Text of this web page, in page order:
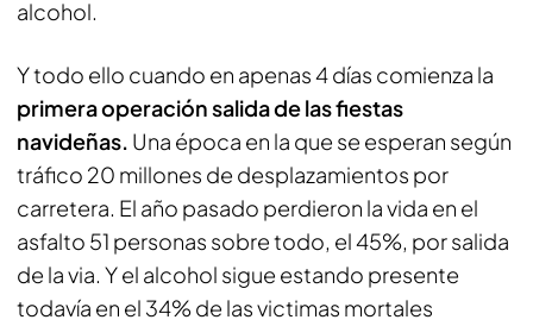
alcohol.
Y todo ello cuando en apenas 4 días comienza la
primera operación salida de las fiestas
navideñas. Una época en la que se esperan según
tráfico 20 millones de desplazamientos por
carretera. El año pasado perdieron la vida en el
asfalto 51 personas sobre todo, el 45%, por salida
de la via. Y el alcohol sigue estando presente
todavía en el 34% de las victimas mortales